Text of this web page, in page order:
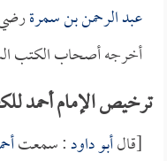
عبد الرحمن بن سمرة
أخرجه أصحاب الكتب
ترخيص الإمام أحمد
[قالأبو داود: سمعت